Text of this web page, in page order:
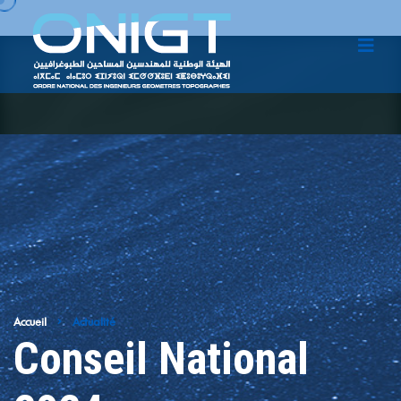
Accueil Actualité
Conseil National